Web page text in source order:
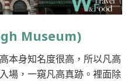
Museum)
本身知名度很高，所以凡高
場，一窺凡高真跡。裡面除